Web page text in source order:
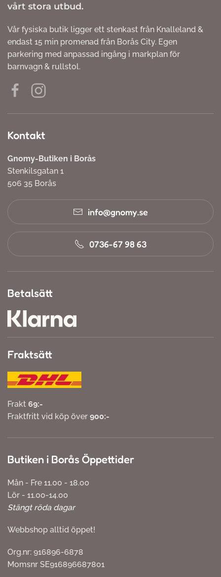
vårt stora utbud.
Vår fysiska butik ligger ett stenkast från Knalleland &
endast 15 min promenad från Borås City. Egen
parkering med anpassad ingång i markplan för
barnvagn & rullstol.
Kontakt
Gnomy-Butiken i Borås
Stenkilsgatan 1
506 35 Borås
info@gnomy.se
0736-67 98 63
Betalsätt
Fraktsätt
Frakt 69:-
Fraktfritt vid köp över 900:-
Butiken i Borås Öppettider
Mån - Fre 11.00 - 18.00
Lör - 11.00-14.00
Stängt röda dagar
Webbshop alltid öppet!
Org.nr: 916896-6878
Momsnr SE916896687801